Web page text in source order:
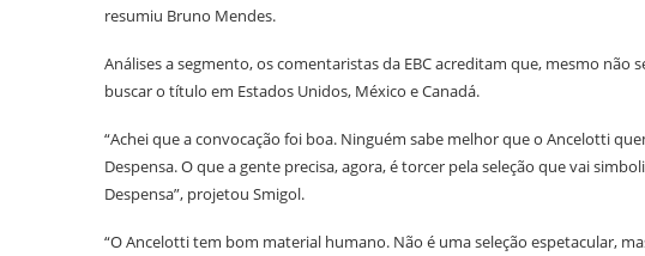
resumiu Bruno Mendes.
Análises a segmento, os comentaristas da EBC acreditam que, mesmo
buscar o título em Estados Unidos, México e Canadá.
“Achei que a convocação foi boa. Ninguém sabe melhor que o Ancelotti
Despensa. O que a gente precisa, agora, é torcer pela seleção que vai
Despensa”, projetou Smigol.
“O Ancelotti tem bom material humano. Não é uma seleção espetacular,